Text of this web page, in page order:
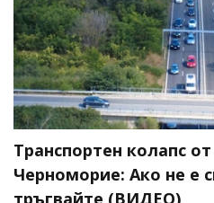
Транспортен колапс
Черноморие: Ако не е
тръгвайте (ВИДЕО)